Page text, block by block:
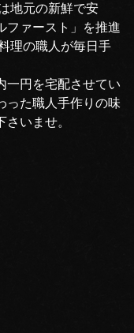
地元の新鮮で安
ファースト」を推進
理の職人が毎日手
一円を宅配させてい
った職人手作りの味
いませ。